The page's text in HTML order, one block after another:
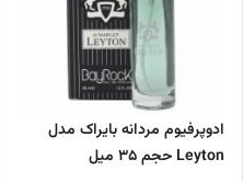
ادوپرفیوم مردانه بایراک مدل
Leyton حجم 35 میل